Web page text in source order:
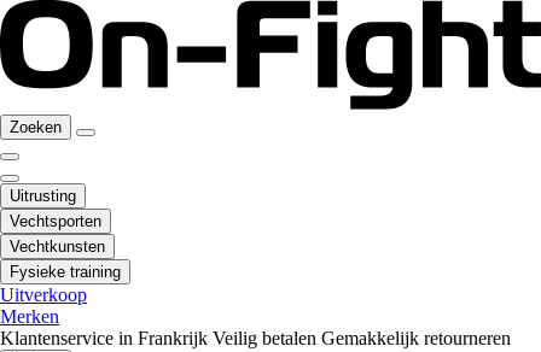
Zoeken
Uitrusting
Vechtsporten
Vechtkunsten
Fysieke training
Uitverkoop
Merken
Klantenservice in Frankrijk Veilig betalen Gemakkelijk retourneren